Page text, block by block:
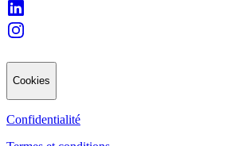
Cookies
Confidentialité